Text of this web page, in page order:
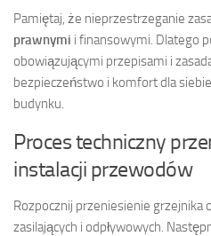
Pamiętaj, że nieprzestrzeganie
prawnymi i finansowymi. Dlatego
obowiązującymi przepisami i
bezpieczeństwo i komfort dla
budynku.
Proces techniczny
instalacji przewodów
Rozpocznij przeniesienie grzejnika
zasilających i odpływowych.